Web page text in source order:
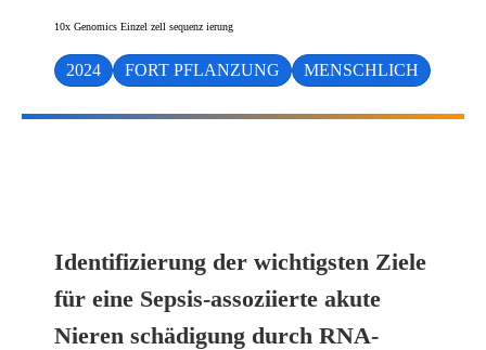
10x Genomics Einzel zell sequenz ierung
2024 FORT PFLANZUNG MENSCHLICH
Identifizierung der wichtigsten Ziele
für eine Sepsis-assoziierte akute
Nieren schädigung durch RNA-